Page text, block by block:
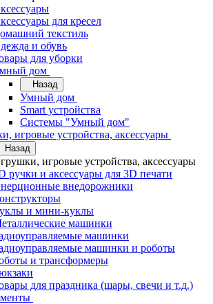
для кресел
текстиль
и обувь
для уборки
дом
Назад
Умный дом
Smart устройства
Системы "Умный дом"
игровые устройства, аксессуары
Назад
игровые устройства, аксессуары
ручки и аксессуары для 3D печати
внедорожники
и мини-куклы
машинки
машинки
машинки и роботы
и трансформеры
для праздника (шары, свечи и т.д.)